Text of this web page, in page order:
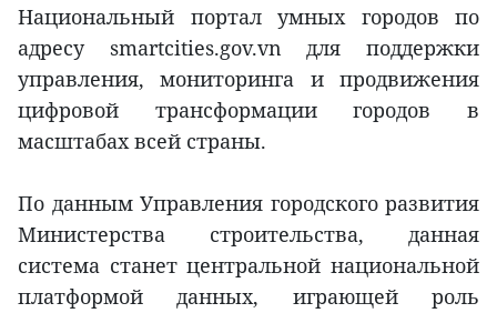
Национальный портал умных городов по
адресу smartcities.gov.vn для поддержки
управления, мониторинга и продвижения
цифровой трансформации городов в
масштабах всей страны.
По данным Управления городского развития
Министерства строительства, данная
система станет центральной национальной
платформой данных, играющей роль